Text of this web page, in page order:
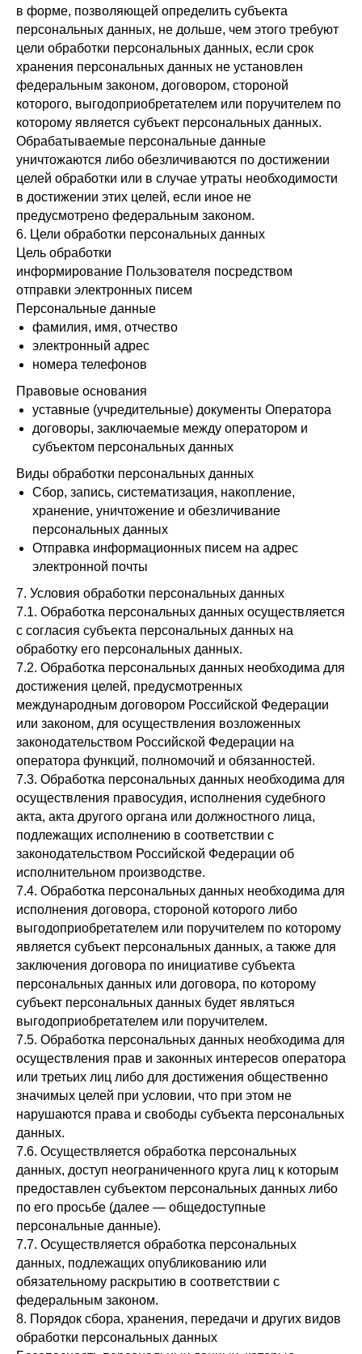
в форме, позволяющей определить субъекта
персональных данных, не дольше, чем этого требуют
цели обработки персональных данных, если срок
хранения персональных данных не установлен
федеральным законом, договором, стороной
которого, выгодоприобретателем или поручителем по
которому является субъект персональных данных.
Обрабатываемые персональные данные
уничтожаются либо обезличиваются по достижении
целей обработки или в случае утраты необходимости
в достижении этих целей, если иное не
предусмотрено федеральным законом.
6. Цели обработки персональных данных
Цель обработки
информирование Пользователя посредством
отправки электронных писем
Персональные данные
фамилия, имя, отчество
электронный адрес
номера телефонов
Правовые основания
уставные (учредительные) документы Оператора
договоры, заключаемые между оператором и
субъектом персональных данных
Виды обработки персональных данных
Сбор, запись, систематизация, накопление,
хранение, уничтожение и обезличивание
персональных данных
Отправка информационных писем на адрес
электронной почты
7. Условия обработки персональных данных
7.1. Обработка персональных данных осуществляется
с согласия субъекта персональных данных на
обработку его персональных данных.
7.2. Обработка персональных данных необходима для
достижения целей, предусмотренных
международным договором Российской Федерации
или законом, для осуществления возложенных
законодательством Российской Федерации на
оператора функций, полномочий и обязанностей.
7.3. Обработка персональных данных необходима для
осуществления правосудия, исполнения судебного
акта, акта другого органа или должностного лица,
подлежащих исполнению в соответствии с
законодательством Российской Федерации об
исполнительном производстве.
7.4. Обработка персональных данных необходима для
исполнения договора, стороной которого либо
выгодоприобретателем или поручителем по которому
является субъект персональных данных, а также для
заключения договора по инициативе субъекта
персональных данных или договора, по которому
субъект персональных данных будет являться
выгодоприобретателем или поручителем.
7.5. Обработка персональных данных необходима для
осуществления прав и законных интересов оператора
или третьих лиц либо для достижения общественно
значимых целей при условии, что при этом не
нарушаются права и свободы субъекта персональных
данных.
7.6. Осуществляется обработка персональных
данных, доступ неограниченного круга лиц к которым
предоставлен субъектом персональных данных либо
по его просьбе (далее — общедоступные
персональные данные).
7.7. Осуществляется обработка персональных
данных, подлежащих опубликованию или
обязательному раскрытию в соответствии с
федеральным законом.
8. Порядок сбора, хранения, передачи и других видов
обработки персональных данных